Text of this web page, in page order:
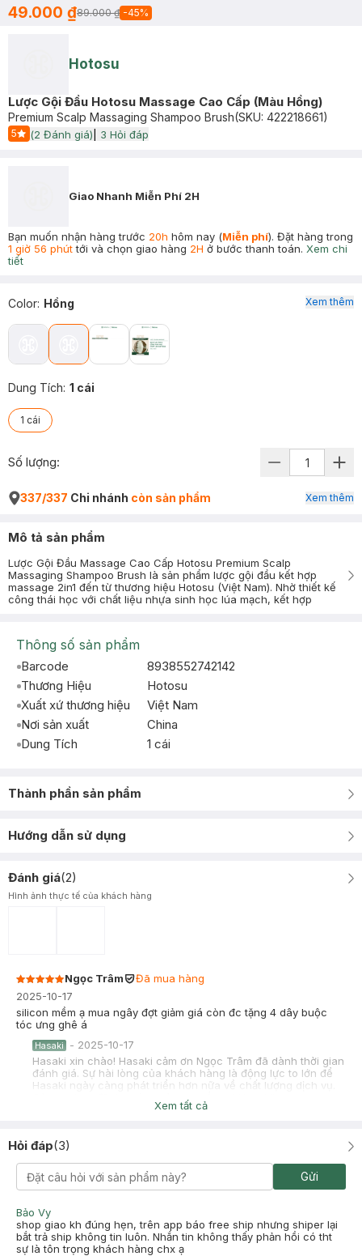
49.000 ₫89.000 ₫ -45%
Hotosu
Lược Gội Đầu Hotosu Massage Cao Cấp (Màu Hồng)
Premium Scalp Massaging Shampoo Brush(SKU: 422218661)
5
Start Icon
(2 Đánh giá) 3 Hỏi đáp
Giao Nhanh Miễn Phí 2H
Bạn muốn nhận hàng trước 20h hôm nay (Miễn phí). Đặt hàng trong
1 giờ 56 phúttới và chọn giao hàng 2H ở bước thanh toán. Xem chi
tiết
Color: Hồng
Dung Tích: 1 cái
1 cái
Xem thêm
Số lượng:
337/337 Chi nhánh còn sản phẩm Xem thêm
Mô tả sản phẩm
Lược Gội Đầu Massage Cao Cấp Hotosu Premium Scalp
Massaging Shampoo Brush là sản phẩm lược gội đầu kết hợp
massage 2in1 đến từ thương hiệu Hotosu (Việt Nam). Nhờ thiết kế
công thái học với chất liệu nhựa sinh học lúa mạch, kết hợp
Thông số sản phẩm
Barcode
8938552742142
Thương Hiệu
Hotosu
Xuất xứ thương hiệu
Việt Nam
Nơi sản xuất
China
Dung Tích
1 cái
Thành phần sản phẩm
Hướng dẫn sử dụng
Đánh giá(2)
Hình ảnh thực tế của khách hàng
Ngọc Trâm
Đã mua hàng
2025-10-17
silicon mềm ạ mua ngây đợt giảm giá còn đc tặng 4 dây buộc
tóc ưng ghê á
Hasaki - 2025-10-17
Hasaki xin chào! Hasaki cảm ơn Ngọc Trâm đã dành thời gian
đánh giá. Sự hài lòng của khách hàng là động lực to lớn để
Hasaki ngày càng phát triển hơn nữa về chất lượng dịch vụ.
Cảm ơn bạn đã tin tưởng và mua sắm tại Hasaki!
Uyen Nguyen
Đã mua hàng
2025-02-26
Tạo bọt và gội sạch da đầu. Bạn nào có móng tay dài như mình
thỳ nên dùng, đừng gội bằng móng tay nhé hại da đầu lắm
Xem tất cả
Hỏi đáp(3)
Gửi
Bảo Vy
shop giao kh đúng hẹn, trên app báo free ship nhưng shiper lại
bắt trả ship không tin luôn. Nhắn tin không thấy phản hồi có tht
sự là tôn trọng khách hàng chx ạ